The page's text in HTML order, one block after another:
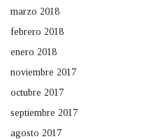
marzo 2018
febrero 2018
enero 2018
noviembre 2017
octubre 2017
septiembre 2017
agosto 2017